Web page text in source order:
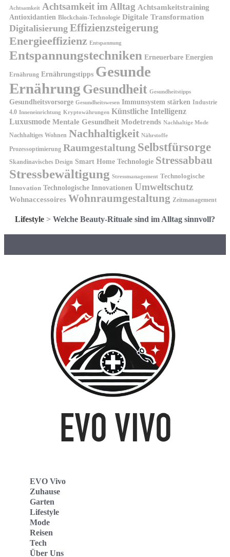
Achtsamkeit Achtsamkeit im Alltag Achtsamkeitstraining
Antioxidantien Blockchain-Technologie Digitale Transformation
Digitalisierung Effizienzsteigerung
Energieeffizienz Entspannung
Entspannungstechniken Erneuerbare Energien
Ernährung Ernährungstipps Gesunde
Ernährung Gesundheit Gesundheitstipps
Gesundheitsvorsorge Gesundheitswesen Immunsystem stärken Industrie
4.0 Inneneinrichtung Kryptowährungen Künstliche Intelligenz
Luxusmode Mentale Gesundheit Modetrends Nachhaltige Mode
Nachhaltiges Wohnen Nachhaltigkeit Nährstoffe
Prozessoptimierung Raumgestaltung Selbstfürsorge
Skandinavisches Design Smart Home Technologie Stressabbau
Stressbewältigung Stressmanagement Technologische
Innovation Technologische Innovationen Umweltschutz
Wohnaccessoires Wohnraumgestaltung Zeitmanagement
Lifestyle > Welche Beauty-Rituale sind im Alltag sinnvoll?
EVO Vivo
Zuhause
Garten
Lifestyle
Mode
Reisen
Tech
Über Uns